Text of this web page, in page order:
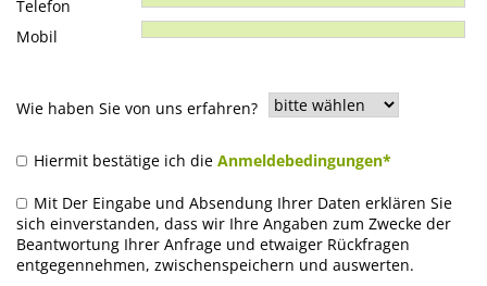
Telefon
Mobil
Wie haben Sie von uns erfahren?
Hiermit bestätige ich die Anmeldebedingungen*
Mit Der Eingabe und Absendung Ihrer Daten erklären Sie
sich einverstanden, dass wir Ihre Angaben zum Zwecke der
Beantwortung Ihrer Anfrage und etwaiger Rückfragen
entgegennehmen, zwischenspeichern und auswerten.